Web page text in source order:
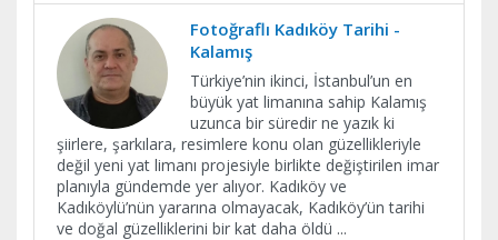
Fotoğraflı Kadıköy Tarihi -
Kalamış
Türkiye’nin ikinci, İstanbul’un en
büyük yat limanına sahip Kalamış
uzunca bir süredir ne yazık ki
şiirlere, şarkılara, resimlere konu olan güzellikleriyle
değil yeni yat limanı projesiyle birlikte değiştirilen imar
planıyla gündemde yer alıyor. Kadıköy ve
Kadıköylü’nün yararına olmayacak, Kadıköy’ün tarihi
ve doğal güzelliklerini bir kat daha öldü ...